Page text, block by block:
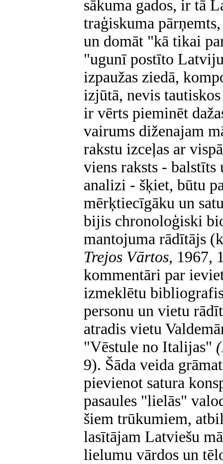
sākuma gados, ir tā
traģiskuma
un domāt "kā tikai
"ugunī postīto
izpaužas ziedā,
izjūtā, nevis
ir vērts pieminēt
vairums diženajam
rakstu izceļas ar
viens raksts -
analizi - šķiet, būtu
mērķtiecīgāku un
bijis chronoloģiski
mantojuma rādītājs
Trejos Vārtos, 1967,
kommentāri par
izmeklētu
personu un vietu
atradis vietu
"Vēstule no Italijas"
9). Šāda veida
pievienot satura
pasaules "lielās"
šiem trūkumiem,
lasītājam Latviešu
lielumu vārdos un